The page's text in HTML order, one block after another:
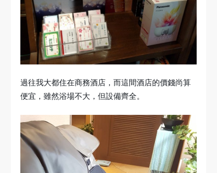
過往我大都住在商務酒店，而這間酒店的價錢尚算
便宜，雖然浴場不大，但設備齊全。